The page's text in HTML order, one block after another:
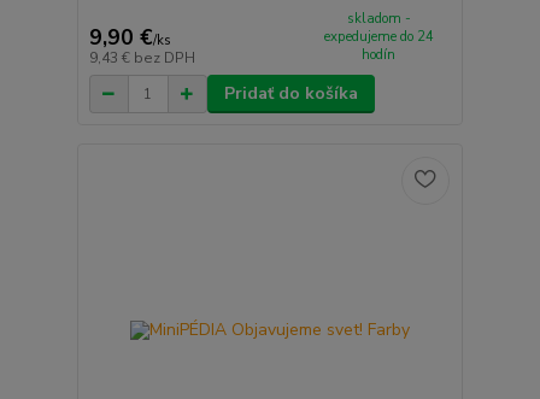
9,90 €/ks
9,43 € bez DPH
skladom -
expedujeme do 24
hodín
Pridať do košíka